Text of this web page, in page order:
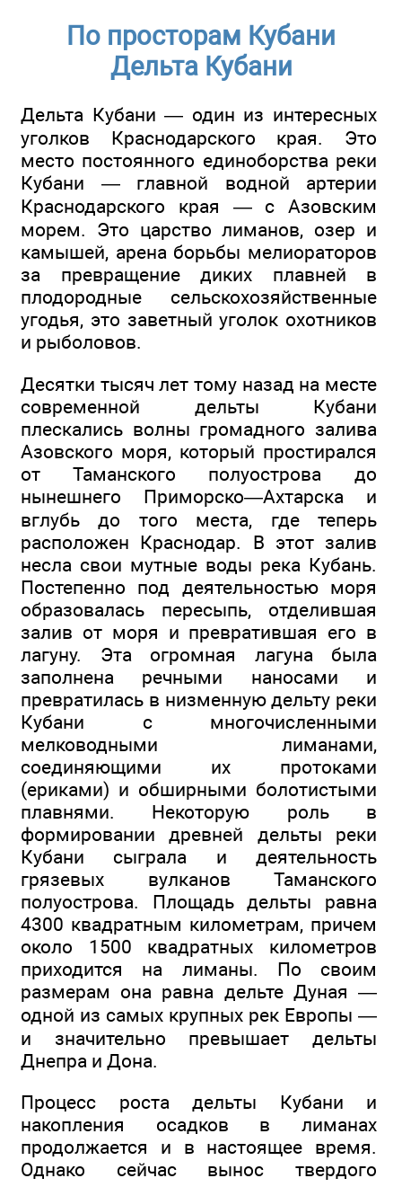
По просторам Кубани
Дельта Кубани
Дельта Кубани — один из интересных
уголков Краснодарского края. Это
место постоянного единоборства реки
Кубани — главной водной артерии
Краснодарского края — с Азовским
морем. Это царство лиманов, озер и
камышей, арена борьбы мелиораторов
за превращение диких плавней в
плодородные сельскохозяйственные
угодья, это заветный уголок охотников
и рыболовов.
Десятки тысяч лет тому назад на месте
современной дельты Кубани
плескались волны громадного залива
Азовского моря, который простирался
от Таманского полуострова до
нынешнего Приморско—Ахтарска и
вглубь до того места, где теперь
расположен Краснодар. В этот залив
несла свои мутные воды река Кубань.
Постепенно под деятельностью моря
образовалась пересыпь, отделившая
залив от моря и превратившая его в
лагуну. Эта огромная лагуна была
заполнена речными наносами и
превратилась в низменную дельту реки
Кубани с многочисленными
мелководными лиманами,
соединяющими их протоками
(ериками) и обширными болотистыми
плавнями. Некоторую роль в
формировании древней дельты реки
Кубани сыграла и деятельность
грязевых вулканов Таманского
полуострова. Площадь дельты равна
4300 квадратным километрам, причем
около 1500 квадратных километров
приходится на лиманы. По своим
размерам она равна дельте Дуная —
одной из самых крупных рек Европы —
и значительно превышает дельты
Днепра и Дона.
Процесс роста дельты Кубани и
накопления осадков в лиманах
продолжается и в настоящее время.
Однако сейчас вынос твердого